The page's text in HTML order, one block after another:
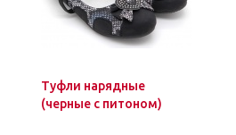
Туфли нарядные
(черные с питоном)